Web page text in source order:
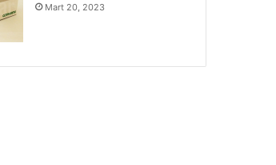
Mart 20, 2023